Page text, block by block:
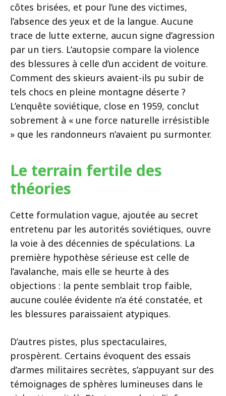
côtes brisées, et pour l’une des victimes,
l’absence des yeux et de la langue. Aucune
trace de lutte externe, aucun signe d’agression
par un tiers. L’autopsie compare la violence
des blessures à celle d’un accident de voiture.
Comment des skieurs avaient-ils pu subir de
tels chocs en pleine montagne déserte ?
L’enquête soviétique, close en 1959, conclut
sobrement à « une force naturelle irrésistible
» que les randonneurs n’avaient pu surmonter.
Le terrain fertile des
théories
Cette formulation vague, ajoutée au secret
entretenu par les autorités soviétiques, ouvre
la voie à des décennies de spéculations. La
première hypothèse sérieuse est celle de
l’avalanche, mais elle se heurte à des
objections : la pente semblait trop faible,
aucune coulée évidente n’a été constatée, et
les blessures paraissaient atypiques.
D’autres pistes, plus spectaculaires,
prospèrent. Certains évoquent des essais
d’armes militaires secrètes, s’appuyant sur des
témoignages de sphères lumineuses dans le